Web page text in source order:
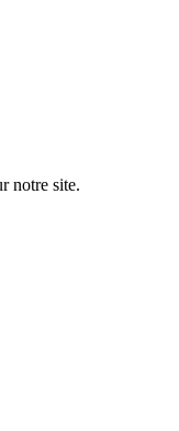
notre site.